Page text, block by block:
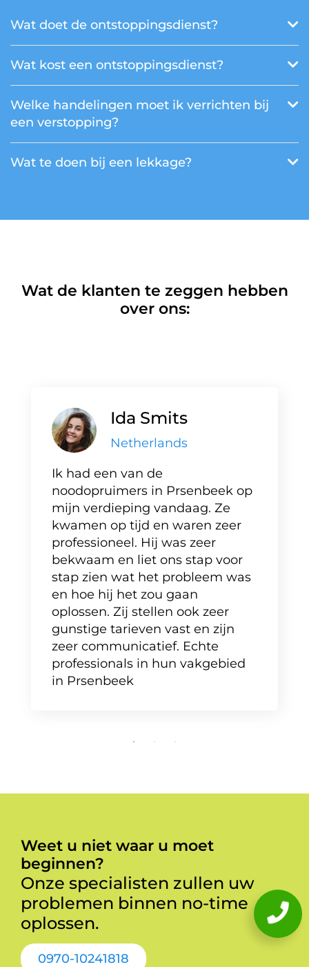
Wat doet de ontstoppingsdienst?
Wat kost een ontstoppingsdienst?
Welke handelingen moet ik verrichten bij
een verstopping?
Wat te doen bij een lekkage?
Wat de klanten te zeggen hebben
over ons:
Ida Smits
Netherlands
Ik had een van de
noodopruimers in Prsenbeek op
mijn verdieping vandaag. Ze
kwamen op tijd en waren zeer
professioneel. Hij was zeer
bekwaam en liet ons stap voor
stap zien wat het probleem was
en hoe hij het zou gaan
oplossen. Zij stellen ook zeer
gunstige tarieven vast en zijn
zeer communicatief. Echte
professionals in hun vakgebied
in Prsenbeek
Weet u niet waar u moet
beginnen?
Onze specialisten zullen uw
problemen binnen no-time
oplossen.
0970-10241818